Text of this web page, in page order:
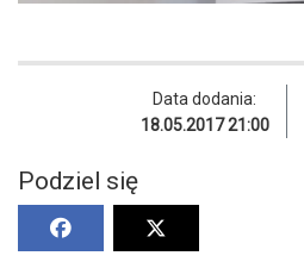
Data dodania:
18.05.2017 21:00
Podziel się